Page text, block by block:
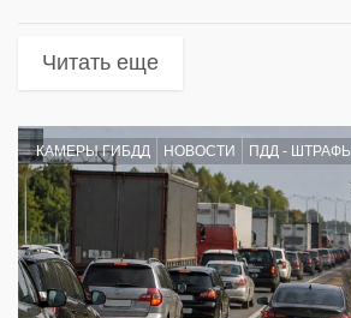
Читать еще
КАМЕРЫ ГИБДД НОВОСТИ ПДД - ШТРАФЫ